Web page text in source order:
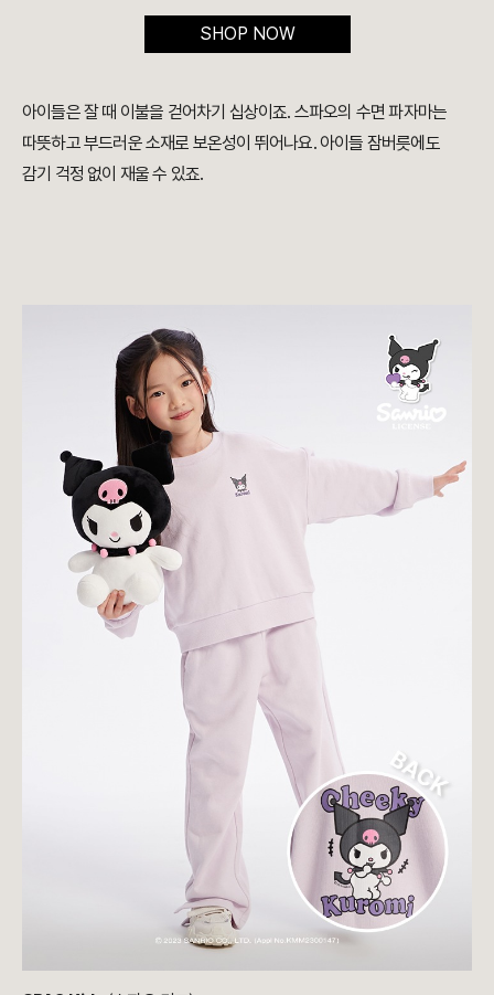
SHOP NOW
아이들은 잘 때 이불을 걷어차기 십상이죠. 스파오의 수면 파자마는
따뜻하고 부드러운 소재로 보온성이 뛰어나요. 아이들 잠버릇에도
감기 걱정 없이 재울 수 있죠.